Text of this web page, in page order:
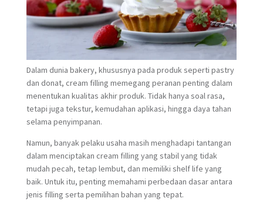
Dalam dunia bakery, khususnya pada produk seperti pastry
dan donat, cream filling memegang peranan penting dalam
menentukan kualitas akhir produk. Tidak hanya soal rasa,
tetapi juga tekstur, kemudahan aplikasi, hingga daya tahan
selama penyimpanan.
Namun, banyak pelaku usaha masih menghadapi tantangan
dalam menciptakan cream filling yang stabil yang tidak
mudah pecah, tetap lembut, dan memiliki shelf life yang
baik. Untuk itu, penting memahami perbedaan dasar antara
jenis filling serta pemilihan bahan yang tepat.